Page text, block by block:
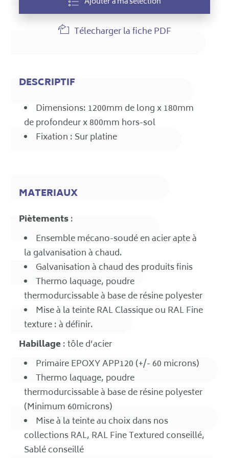
Télecharger la fiche PDF
DESCRIPTIF
Dimensions: 1200mm de long x 180mm
de profondeur x 800mm hors-sol
Fixation : Sur platine
MATERIAUX
Piètements:
Ensemble mécano-soudé en acier apte à
la galvanisation à chaud.
Galvanisation à chaud des produits finis
Thermo laquage, poudre
thermodurcissable à base de résine polyester
Mise à la teinte RAL Classique ou RAL Fine
texture : à définir.
Habillage: tôle d’acier
Primaire EPOXY APP120 (+/- 60 microns)
Thermo laquage, poudre
thermodurcissable à base de résine polyester
(Minimum 60microns)
Mise à la teinte au choix dans nos
collections RAL, RAL Fine Textured conseillé,
Sablé conseillé